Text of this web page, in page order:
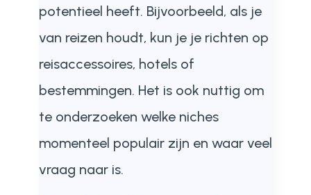
potentieel heeft. Bijvoorbeeld, als je
van reizen houdt, kun je je richten op
reisaccessoires, hotels of
bestemmingen. Het is ook nuttig om
te onderzoeken welke niches
momenteel populair zijn en waar veel
vraag naar is.